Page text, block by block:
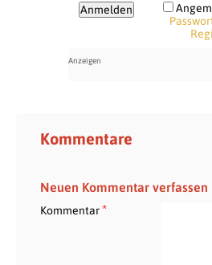
Kommentare
Neuen Kommentar verfassen
Kommentar*